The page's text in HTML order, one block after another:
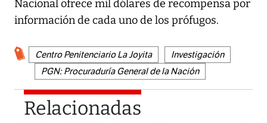
Nacional ofrece mil dólares de recompensa por
información de cada uno de los prófugos.
Centro Penitenciario La Joyita
Investigación
PGN: Procuraduría General de la Nación
Relacionadas